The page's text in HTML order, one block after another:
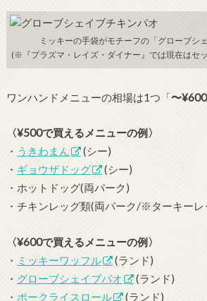
ミッキーの手袋がモチーフの「グローブシ
(※『プラズマ・レイズ・ダイナー』では現在はセ
ワンハンドメニューの相場は1つ「〜¥600
〈¥500で買えるメニューの例〉
・ うきわまん
(シー)
・ ギョウザドッグ
(シー)
・ホットドッグ(両パーク)
・チキンレッグ類(両パーク/※ターキー
〈¥600で買えるメニューの例〉
・ ミッキーワッフル
(ランド)
・ グローブシェイブパオ
(ランド)
・ ポークライスロール (ランド)